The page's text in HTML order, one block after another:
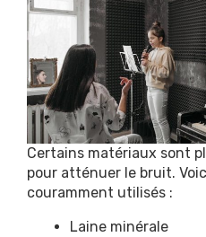
Certains matériaux sont
pour atténuer le bruit.
couramment utilisés :
Laine minérale